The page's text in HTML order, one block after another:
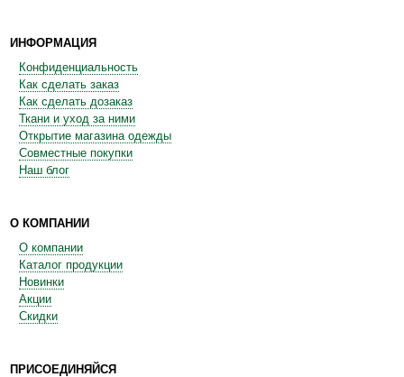
ИНФОРМАЦИЯ
Конфиденциальность
Как сделать заказ
Как сделать дозаказ
Ткани и уход за ними
Открытие магазина одежды
Совместные покупки
Наш блог
О КОМПАНИИ
О компании
Каталог продукции
Новинки
Акции
Скидки
ПРИСОЕДИНЯЙСЯ